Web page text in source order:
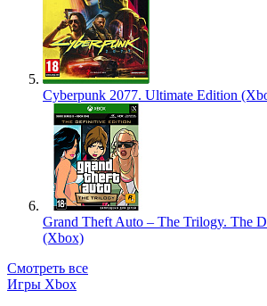
Cyberpunk 2077. Ultimate Edition
Grand Theft Auto – The Trilogy. The
(Xbox)
Смотреть все
Игры Xbox